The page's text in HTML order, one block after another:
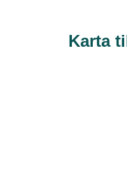
Karta